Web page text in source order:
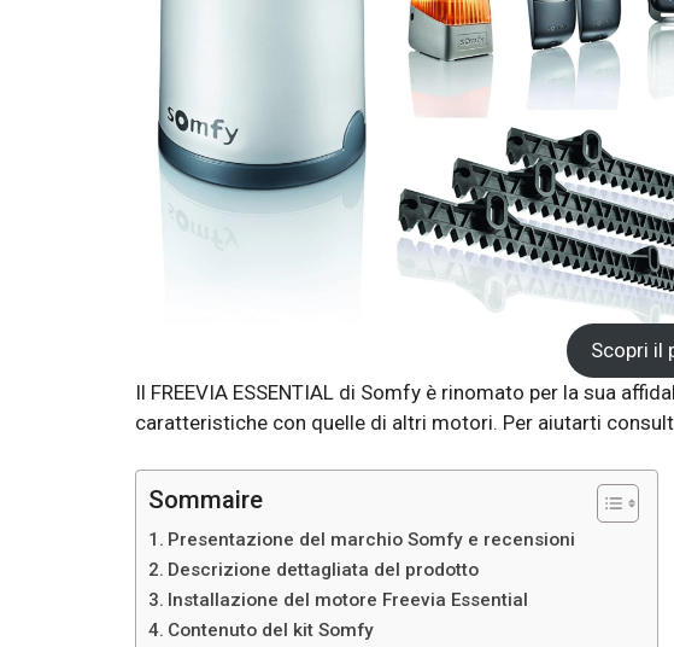
Scopri il
Il FREEVIA ESSENTIAL di Somfy è rinomato per la sua
caratteristiche con quelle di altri motori. Per aiutarti
Sommaire
Presentazione del marchio Somfy e recensioni
Descrizione dettagliata del prodotto
Installazione del motore Freevia Essential
Contenuto del kit Somfy